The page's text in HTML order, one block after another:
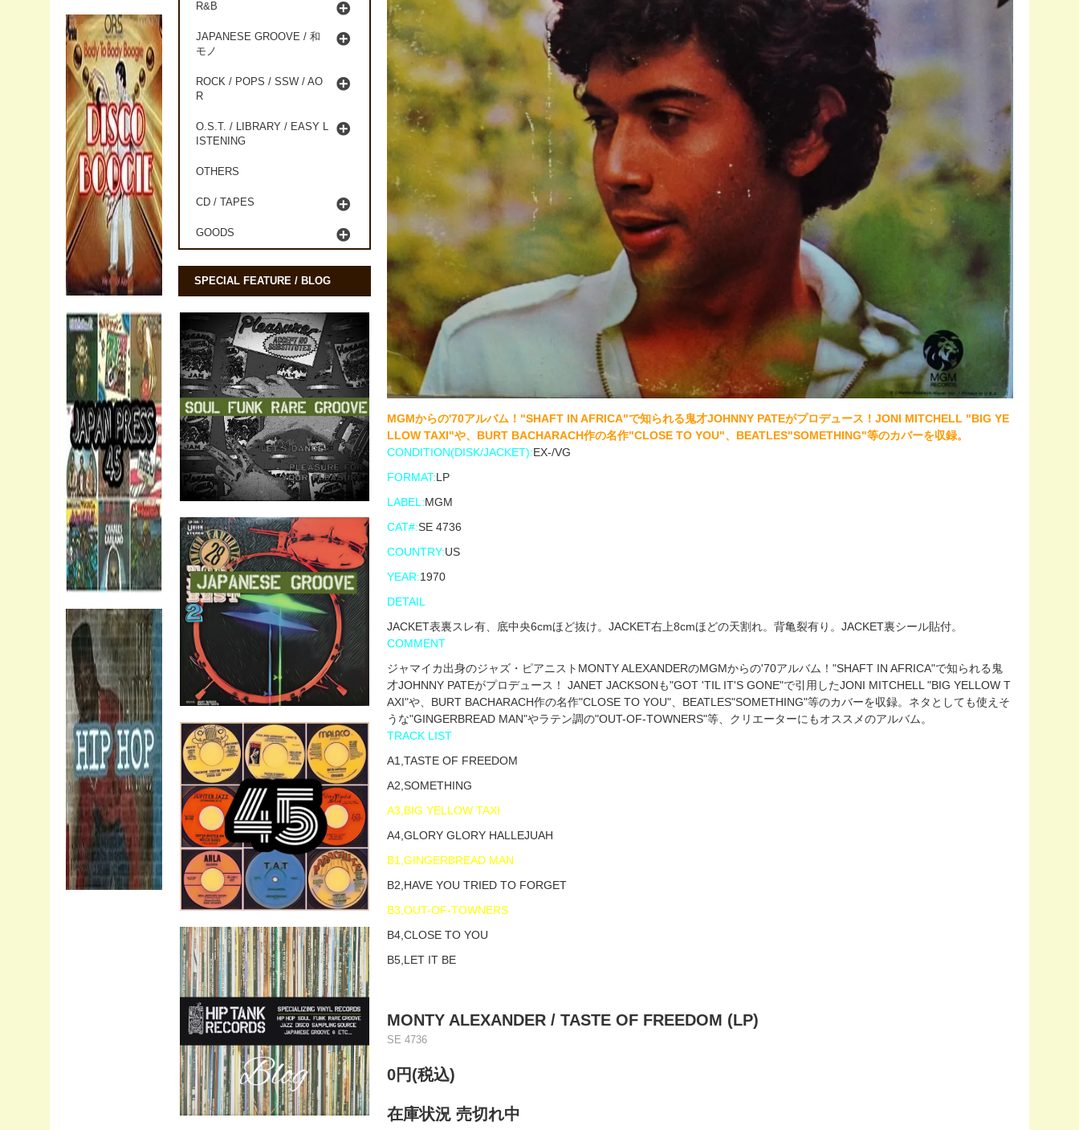
MGMからの'70アルバム！"SHAFT IN AFRICA"で知られる鬼才JOHNNY PATEがプロデュース！JONI MITCHELL "BIG YE
LLOW TAXI"や、BURT BACHARACH作の名作"CLOSE TO YOU"、BEATLES"SOMETHING"等のカバーを収録。
CONDITION(DISK/JACKET):EX-/VG
FORMAT:LP
LABEL:MGM
CAT#:SE 4736
COUNTRY:US
YEAR:1970
DETAIL
JACKET表裏スレ有、底中央6cmほど抜け。JACKET右上8cmほどの天割れ。背亀裂有り。JACKET裏シール貼付。
COMMENT
ジャマイカ出身のジャズ・ピアニストMONTY ALEXANDERのMGMからの'70アルバム！"SHAFT IN AFRICA"で知られる鬼
才JOHNNY PATEがプロデュース！ JANET JACKSONも"GOT 'TIL IT'S GONE"で引用したJONI MITCHELL "BIG YELLOW T
AXI"や、BURT BACHARACH作の名作"CLOSE TO YOU"、BEATLES"SOMETHING"等のカバーを収録。ネタとしても使えそ
うな"GINGERBREAD MAN"やラテン調の"OUT-OF-TOWNERS"等、クリエーターにもオススメのアルバム。
TRACK LIST
A1,TASTE OF FREEDOM
A2,SOMETHING
A3,BIG YELLOW TAXI
A4,GLORY GLORY HALLEJUAH
B1,GINGERBREAD MAN
B2,HAVE YOU TRIED TO FORGET
B3,OUT-OF-TOWNERS
B4,CLOSE TO YOU
B5,LET IT BE
MONTY ALEXANDER / TASTE OF FREEDOM (LP)
SE 4736
0円(税込)
在庫状況 売切れ中
R&B
JAPANESE GROOVE / 和
モノ
ROCK / POPS / SSW / AO
R
O.S.T. / LIBRARY / EASY L
ISTENING
OTHERS
CD / TAPES
GOODS
SPECIAL FEATURE / BLOG